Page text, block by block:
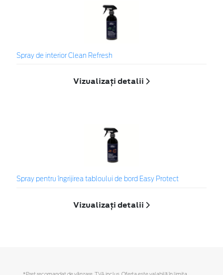
Spray de interior Clean Refresh
Vizualizați detalii
Spray pentru îngrijirea tabloului de bord Easy Protect
Vizualizați detalii